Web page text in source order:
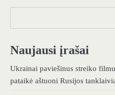
Naujausi įrašai
Ukrainai paviešinus streiko
pataikė aštuoni Rusijos